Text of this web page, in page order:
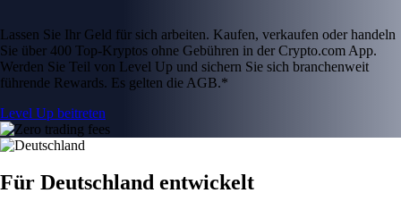
Lassen Sie Ihr Geld für sich arbeiten. Kaufen, verkaufen oder handeln
Sie über 400 Top-Kryptos ohne Gebühren in der Crypto.com App.
Werden Sie Teil von Level Up und sichern Sie sich branchenweit
führende Rewards. Es gelten die AGB.*
Level Up beitreten
Für Deutschland entwickelt